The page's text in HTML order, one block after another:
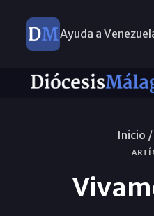
Ayuda a
Inicio /